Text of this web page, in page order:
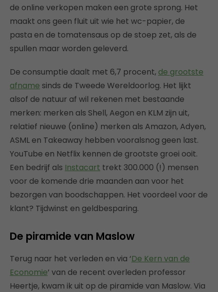
de online verkopen maken een grote sprong. Het
maakt ons geen fluit uit wie het wc-papier, de
pasta en de tomatensaus op de stoep zet, als de
spullen maar worden geleverd.
De consumptie daalt met 6,7 procent, de grootste
afname sinds de Tweede Wereldoorlog. Het lijkt
alsof de natuur af wil rekenen met bestaande
merken: merken als Shell, Aegon en KLM zijn uit,
relatief nieuwe (online) merken als Amazon, Adyen,
ASML en Takeaway hebben vooralsnog geen last.
YouTube en Netflix kennen de grootste groei ooit.
Een bedrijf als Instacart trekt 300.000 (!) mensen
voor de komende drie maanden aan voor het
bezorgen van boodschappen. Het voordeel voor de
klant? Tijdwinst en geldbesparing.
De piramide van Maslow
Terug naar het verleden en via ‘De Kern van de
Economie’ van de recent overleden professor
Heertje, kwam ik uit op de piramide van Maslow. Via